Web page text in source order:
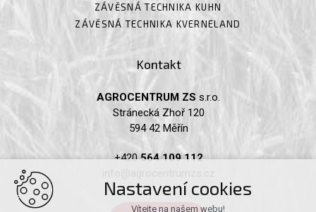
ZÁVĚSNÁ TECHNIKA KUHN
ZÁVĚSNÁ TECHNIKA KVERNELAND
Kontakt
AGROCENTRUM ZS s.r.o.
Stránecká Zhoř 120
594 42 Měřín
+420564 109 112
Nastavení cookies
Vítejte na našem webu!